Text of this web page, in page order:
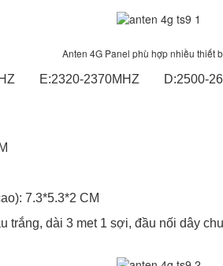
Anten 4G Panel phù hợp nhiều thiết
E:2320-2370MHZ
7.3*5.3*2 CM
dài 3 met 1 sợi, đầu nối dây